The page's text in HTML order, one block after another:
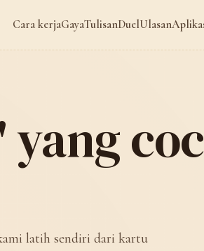
Cara kerjaGayaTulisanDuelUlasan
latih sendiri dari kartu